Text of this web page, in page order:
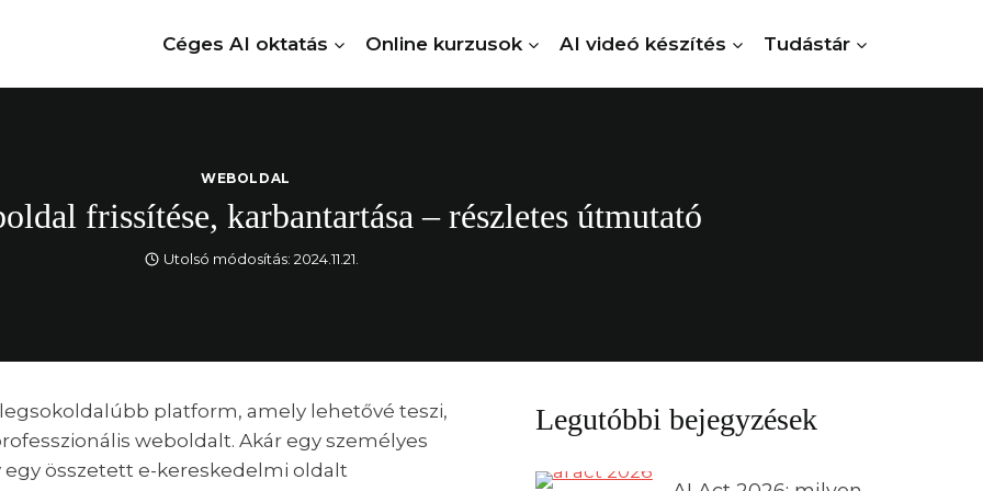
Céges AI oktatás Online kurzusok AI videó készítés Tudástár
WEBOLDAL
frissítése, karbantartása – részletes útmutató
Utolsó módosítás: 2024.11.21.
platform, amely lehetővé teszi,
weboldalt. Akár egy személyes
egy összetett e-kereskedelmi oldalt
Legutóbbi bejegyzések